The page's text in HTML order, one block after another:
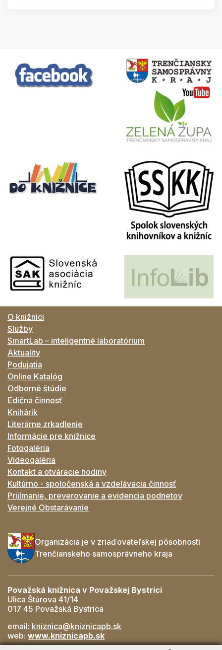
O knižnici
Služby
SmartLab – inteligentné laboratórium
Aktuality
Podujatia
Online Katalóg
Odborné štúdie
Edičná činnosť
Knihárik
Literárne zrkadlenie
Informácie pre knižnice
Fotogaléria
Videogaléria
Kontakt a otváracie hodiny
Kultúrno - spoločenská a vzdelávacia činnosť
Prijímanie, preverovanie a evidencia podnetov
Verejné Obstarávanie
Organizácia je v zriaďovateľskej pôsobnosti
Trenčianskeho samosprávneho kraja
Považská knižnica v Považskej Bystrici
Ulica Štúrova 41/14
017 45 Považská Bystrica
email: kniznica@kniznicapb.sk
web: www.kniznicapb.sk